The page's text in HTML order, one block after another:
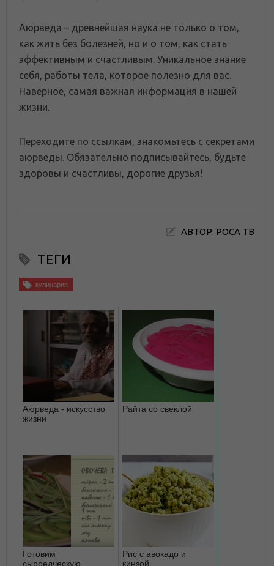
Аюрведа – древнейшая наука не только о том,
как жить без болезней, но и о том, как стать
эффективным и счастливым. Уникальное знание
себя, работы тела, которое полезно для вас.
Наверное, самая важная информация в нашей
жизни.
Переходите по ссылкам, знакомьтесь с секретами
аюрведы. Обязательно подписывайтесь, будьте
здоровы и счастливы, дорогие друзья!
АВТОР: РОСА ТВ
ТЕГИ
кулинария
Аюрведа - искусство
жизни
Райта со свеклой
Готовим
сыроедческую
Рис с авокадо и
кинзой